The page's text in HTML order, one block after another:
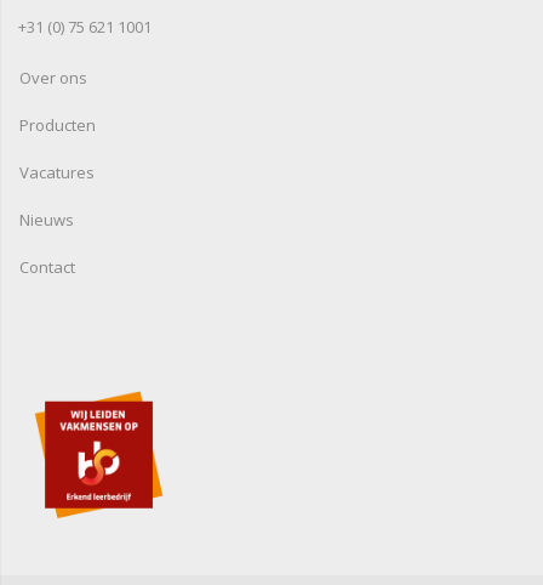
+31 (0) 75 621 1001
Over ons
Producten
Vacatures
Nieuws
Contact